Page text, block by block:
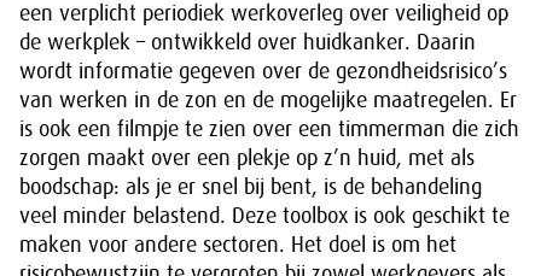
een verplicht periodiek werkoverleg over veiligheid op
de werkplek – ontwikkeld over huidkanker. Daarin
wordt informatie gegeven over de gezondheidsrisico’s
van werken in de zon en de mogelijke maatregelen. Er
is ook een filmpje te zien over een timmerman die zich
zorgen maakt over een plekje op z’n huid, met als
boodschap: als je er snel bij bent, is de behandeling
veel minder belastend. Deze toolbox is ook geschikt te
maken voor andere sectoren. Het doel is om het